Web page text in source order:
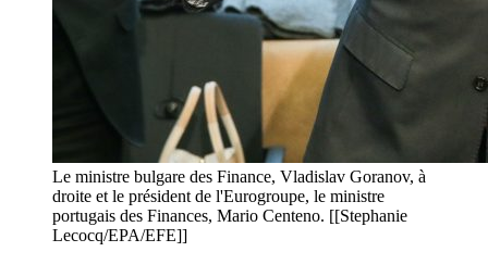
Le ministre bulgare des Finance, Vladislav Goranov, à
droite et le président de l'Eurogroupe, le ministre
portugais des Finances, Mario Centeno. [[Stephanie
Lecocq/EPA/EFE]]